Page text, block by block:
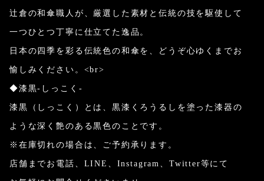
辻倉の和傘職人が、厳選した素材と伝統の技を駆使して
一つひとつ丁寧に仕立てた逸品。
日本の四季を彩る伝統色の和傘を、どうぞ心ゆくまでお
愉しみください。<br>
◆漆黒-しっこく-
漆黒（しっこく）とは、黒漆くろうるしを塗った漆器の
ような深く艶のある黒色のことです。
※在庫切れの場合は、ご予約承ります。
店舗までお電話、LINE、Instagram、Twitter等にて